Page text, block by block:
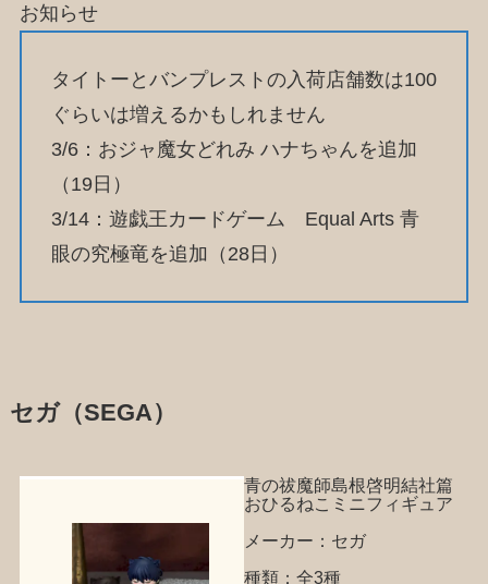
お知らせ
タイトーとバンプレストの入荷店舗数は100
ぐらいは増えるかもしれません
3/6：おジャ魔女どれみ ハナちゃんを追加
（19日）
3/14：遊戯王カードゲーム Equal Arts 青
眼の究極竜を追加（28日）
セガ（SEGA）
青の祓魔師島根啓明結社篇
おひるねこミニフィギュア
メーカー：セガ
種類：全3種